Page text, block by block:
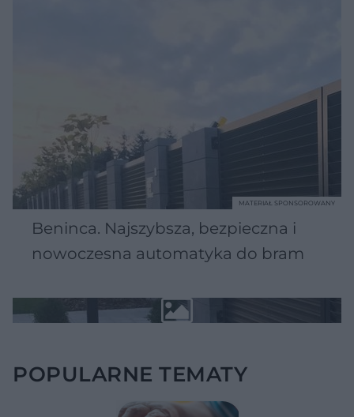
Beninca. Najszybsza, bezpieczna i
nowoczesna automatyka do bram
MATERIAŁ SPONSOROWANY
POPULARNE TEMATY